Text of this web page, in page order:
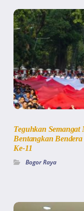
Teguhkan Semangat
Bentangkan
Ke-11
Bogor Raya